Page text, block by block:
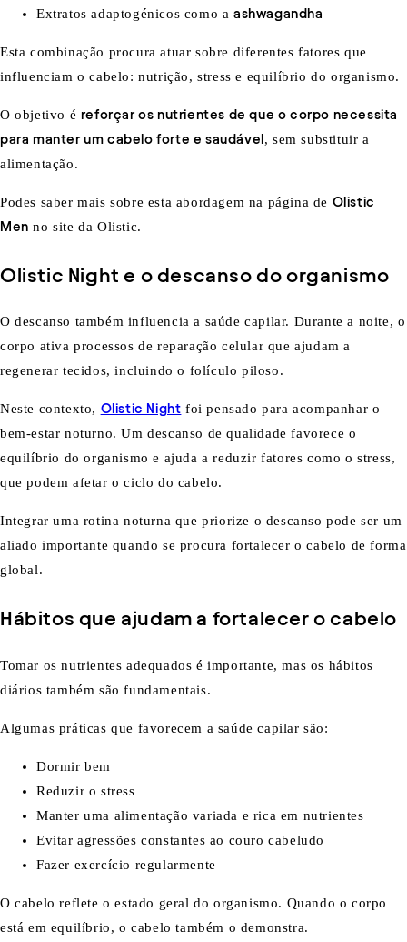
Extratos adaptogénicos como a ashwagandha
Esta combinação procura atuar sobre diferentes fatores que
influenciam o cabelo: nutrição, stress e equilíbrio do organismo.
O objetivo é reforçar os nutrientes de que o corpo necessita
para manter um cabelo forte e saudável , sem substituir a
alimentação.
Podes saber mais sobre esta abordagem na página de Olistic
Men no site da Olistic.
Olistic Night e o descanso do organismo
O descanso também influencia a saúde capilar. Durante a noite, o
corpo ativa processos de reparação celular que ajudam a
regenerar tecidos, incluindo o folículo piloso.
Neste contexto, Olistic Night foi pensado para acompanhar o
bem-estar noturno. Um descanso de qualidade favorece o
equilíbrio do organismo e ajuda a reduzir fatores como o stress,
que podem afetar o ciclo do cabelo.
Integrar uma rotina noturna que priorize o descanso pode ser um
aliado importante quando se procura fortalecer o cabelo de forma
global.
Hábitos que ajudam a fortalecer o cabelo
Tomar os nutrientes adequados é importante, mas os hábitos
diários também são fundamentais.
Algumas práticas que favorecem a saúde capilar são:
Dormir bem
Reduzir o stress
Manter uma alimentação variada e rica em nutrientes
Evitar agressões constantes ao couro cabeludo
Fazer exercício regularmente
O cabelo reflete o estado geral do organismo. Quando o corpo
está em equilíbrio, o cabelo também o demonstra.